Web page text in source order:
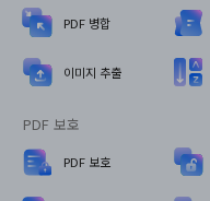
PDF 병합
이미지 추출
PDF 보호
PDF 보호